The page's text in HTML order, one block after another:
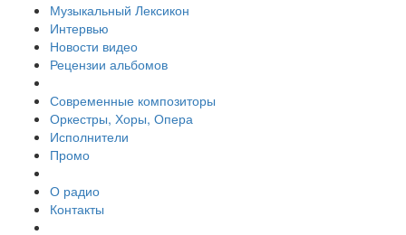
Музыкальный Лексикон
Интервью
Новости видео
Рецензии альбомов
Современные композиторы
Оркестры, Хоры, Опера
Исполнители
Промо
О радио
Контакты